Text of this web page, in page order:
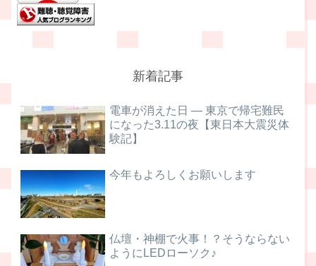
新着記事
電車が消えた日 ― 東京で帰宅難民
になった3.11の夜【東日本大震災体
験記】
今年もよろしくお願いします
仏壇・神棚で火事！？そうならない
ようにLEDローソク♪